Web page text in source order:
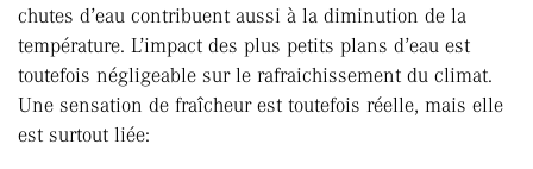
chutes d’eau contribuent aussi à la diminution de la
température. L’impact des plus petits plans d’eau est
toutefois négligeable sur le rafraichissement du climat.
Une sensation de fraîcheur est toutefois réelle, mais elle
est surtout liée: